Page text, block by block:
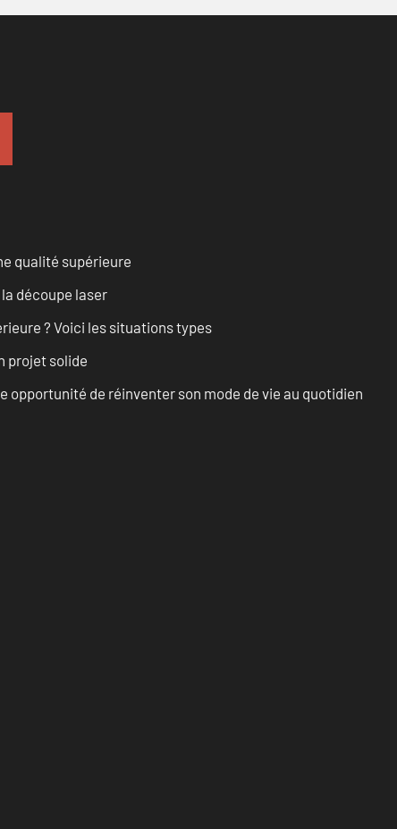
qualité supérieure
découpe laser
? Voici les situations types
projet solide
opportunité de réinventer son mode de vie au quotidien